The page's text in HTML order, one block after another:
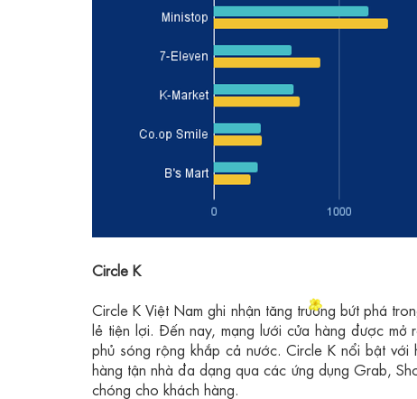
Circle K
Circle K Việt Nam ghi nhận tăng trưởng bứt phá
lẻ tiện lợi. Đến nay, mạng lưới cửa hàng được mở
phủ sóng rộng khắp cả nước. Circle K nổi bật
hàng tận nhà đa dạng qua các ứng dụng Grab,
chóng cho khách hàng.